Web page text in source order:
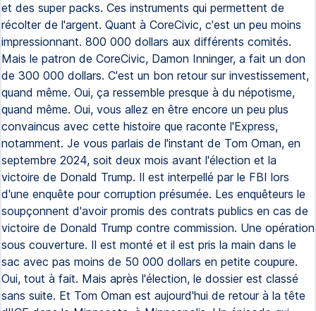
et des super packs. Ces instruments qui permettent de
récolter de l'argent. Quant à CoreCivic, c'est un peu moins
impressionnant. 800 000 dollars aux différents comités.
Mais le patron de CoreCivic, Damon Inninger, a fait un don
de 300 000 dollars. C'est un bon retour sur investissement,
quand même. Oui, ça ressemble presque à du népotisme,
quand même. Oui, vous allez en être encore un peu plus
convaincus avec cette histoire que raconte l'Express,
notamment. Je vous parlais de l'instant de Tom Oman, en
septembre 2024, soit deux mois avant l'élection et la
victoire de Donald Trump. Il est interpellé par le FBI lors
d'une enquête pour corruption présumée. Les enquêteurs le
soupçonnent d'avoir promis des contrats publics en cas de
victoire de Donald Trump contre commission. Une opération
sous couverture. Il est monté et il est pris la main dans le
sac avec pas moins de 50 000 dollars en petite coupure.
Oui, tout à fait. Mais après l'élection, le dossier est classé
sans suite. Et Tom Oman est aujourd'hui de retour à la tête